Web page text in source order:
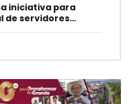
iniciativa para
de servidores